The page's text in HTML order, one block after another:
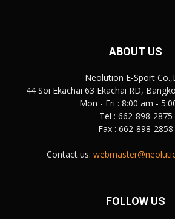
ABOUT US
Neolution E-Sport
44 Soi Ekachai 63 Ekachai RD,
Mon - Fri : 8:00 am -
Tel : 662-898-2875
Fax : 662-898-2858
Contact us:
FOLLOW US